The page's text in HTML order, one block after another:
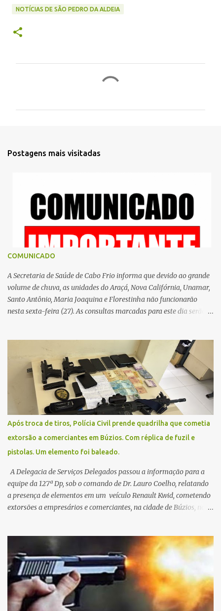
NOTÍCIAS DE SÃO PEDRO DA ALDEIA
Postagens mais visitadas
COMUNICADO
A Secretaria de Saúde de Cabo Frio informa que devido ao grande
volume de chuva, as unidades do Araçá, Nova Califórnia, Unamar,
Santo Antônio, Maria Joaquina e Florestinha não funcionarão
nesta sexta-feira (27). As consultas marcadas para este dia serão
Contamos com a compreensão de toda população, pois se trata de
uma situação climática que foge ao controle da administração
pública.
Após troca de tiros, Polícia Civil prende quadrilha que cometia
extorsão a comerciantes em Búzios. Com réplica de fuzil e
pistolas. Um elemento foi baleado.
A Delegacia de Serviços Delegados passou a informação para a
equipe da 127ª Dp, sob o comando de Dr. Lauro Coelho, relatando
a presença de elementos em um veículo Renault Kwid, cometendo
extorsões a empresários e comerciantes, na cidade de Búzios, na
fugir da cidade Buziana. Um dos detidos é policial civil e este foi
baleado na perna na troca de tiros . Na ocorrência, três armas,
pistolas e uma réplica de fuzil, foram apreendidas. O homem
baleado foi identificado como Claudio Bastos, conhecido no meio
político.